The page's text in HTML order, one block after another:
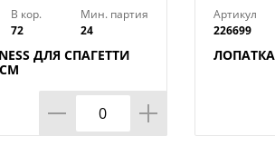
В кор.
72
Мин. партия
24
ДЛЯ СПАГЕТТИ
Артикул
226699